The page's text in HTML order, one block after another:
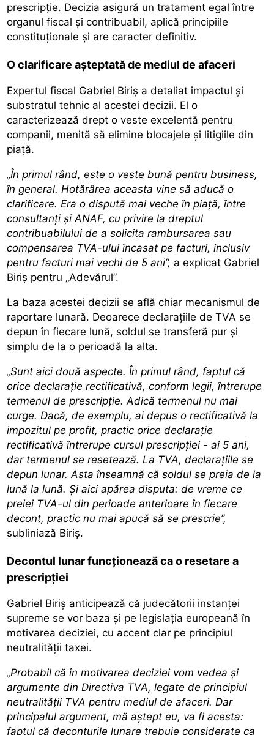
prescripție. Decizia asigură un tratament egal între
organul fiscal și contribuabil, aplică principiile
constituționale și are caracter definitiv.
O clarificare așteptată de mediul de afaceri
Expertul fiscal Gabriel Biriș a detaliat impactul și
substratul tehnic al acestei decizii. El o
caracterizează drept o veste excelentă pentru
companii, menită să elimine blocajele și litigiile din
piață.
„În primul rând, este o veste bună pentru business,
în general. Hotărârea aceasta vine să aducă o
clarificare. Era o dispută mai veche în piață, între
consultanți și ANAF, cu privire la dreptul
contribuabilului de a solicita rambursarea sau
compensarea TVA-ului încasat pe facturi, inclusiv
pentru facturi mai vechi de 5 ani”, a explicat Gabriel
Biriș pentru „Adevărul”.
La baza acestei decizii se află chiar mecanismul de
raportare lunară. Deoarece declarațiile de TVA se
depun în fiecare lună, soldul se transferă pur și
simplu de la o perioadă la alta.
„Sunt aici două aspecte. În primul rând, faptul că
orice declarație rectificativă, conform legii, întrerupe
termenul de prescripție. Adică termenul nu mai
curge. Dacă, de exemplu, ai depus o rectificativă la
impozitul pe profit, practic orice declarație
rectificativă întrerupe cursul prescripției - ai 5 ani,
dar termenul se resetează. La TVA, declarațiile se
depun lunar. Asta înseamnă că soldul se preia de la
lună la lună. Și aici apărea disputa: de vreme ce
preiei TVA-ul din perioade anterioare în fiecare
decont, practic nu mai apucă să se prescrie”,
subliniază Biriș.
Decontul lunar funcționează ca o resetare a
prescripției
Gabriel Biriș anticipează că judecătorii instanței
supreme se vor baza și pe legislația europeană în
motivarea deciziei, cu accent clar pe principiul
neutralității taxei.
„Probabil că în motivarea deciziei vom vedea și
argumente din Directiva TVA, legate de principiul
neutralității TVA pentru mediul de afaceri. Dar
principalul argument, mă aștept eu, va fi acesta:
faptul că deconturile lunare trebuie considerate ca